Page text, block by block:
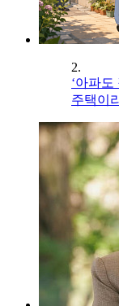
2.
‘아파
주택이